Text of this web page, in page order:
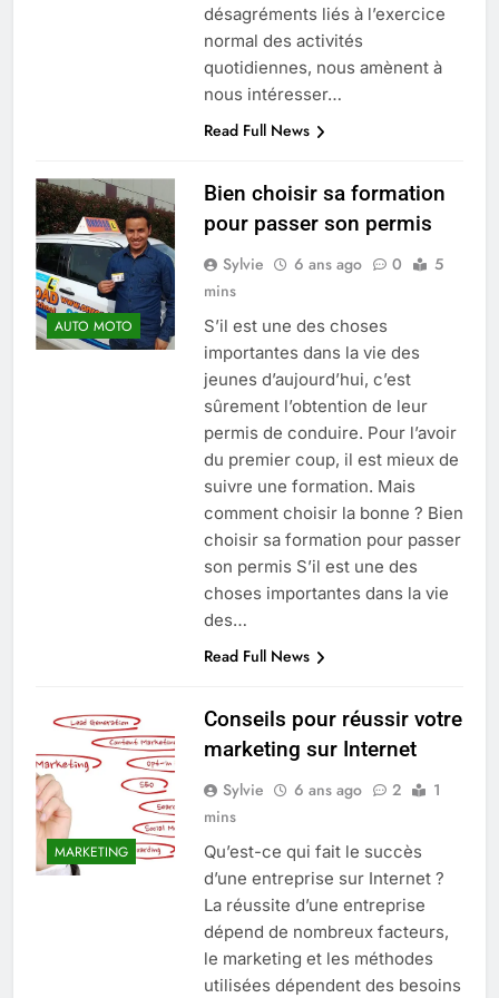
désagréments liés à l’exercice
normal des activités
quotidiennes, nous amènent à
nous intéresser…
Read Full News
AUTO MOTO
Bien choisir sa formation
pour passer son permis
Sylvie 6 ans ago 0
5
mins
S’il est une des choses
importantes dans la vie des
jeunes d’aujourd’hui, c’est
sûrement l’obtention de leur
permis de conduire. Pour l’avoir
du premier coup, il est mieux de
suivre une formation. Mais
comment choisir la bonne ? Bien
choisir sa formation pour passer
son permis S’il est une des
choses importantes dans la vie
des…
Read Full News
MARKETING
Conseils pour réussir votre
marketing sur Internet
Sylvie 6 ans ago 2
1
mins
Qu’est-ce qui fait le succès
d’une entreprise sur Internet ?
La réussite d’une entreprise
dépend de nombreux facteurs,
le marketing et les méthodes
utilisées dépendent des besoins